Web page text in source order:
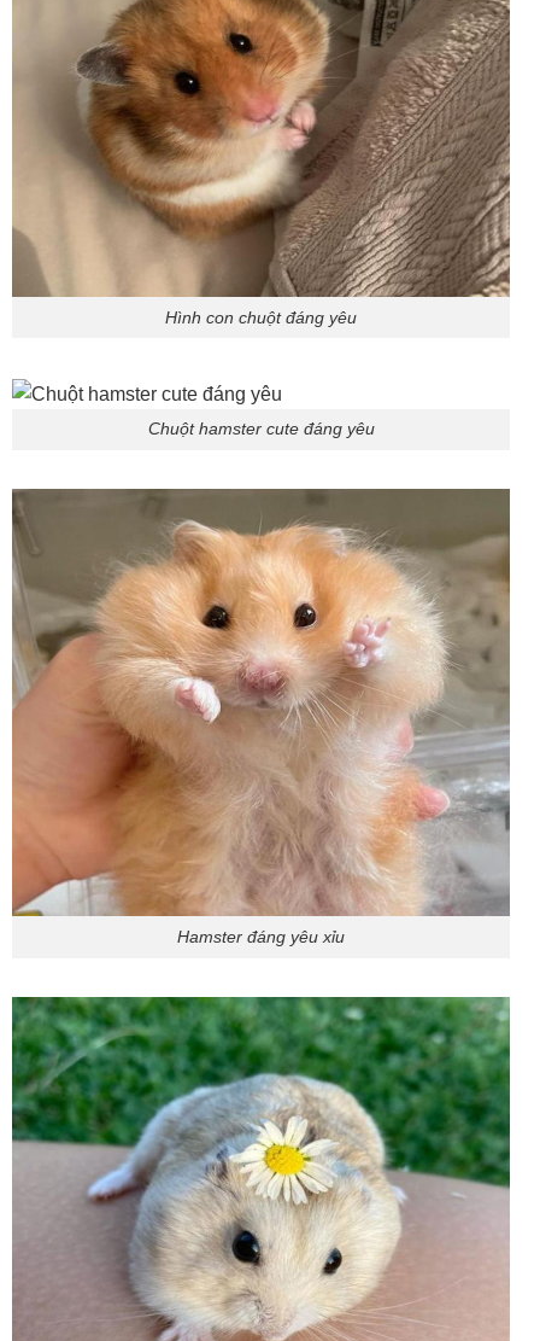
Hình con chuột đáng yêu
Chuột hamster cute đáng yêu
Hamster đáng yêu xỉu